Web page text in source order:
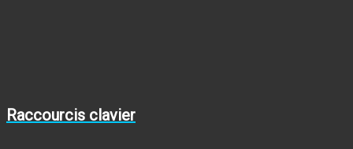
Raccourcis clavier